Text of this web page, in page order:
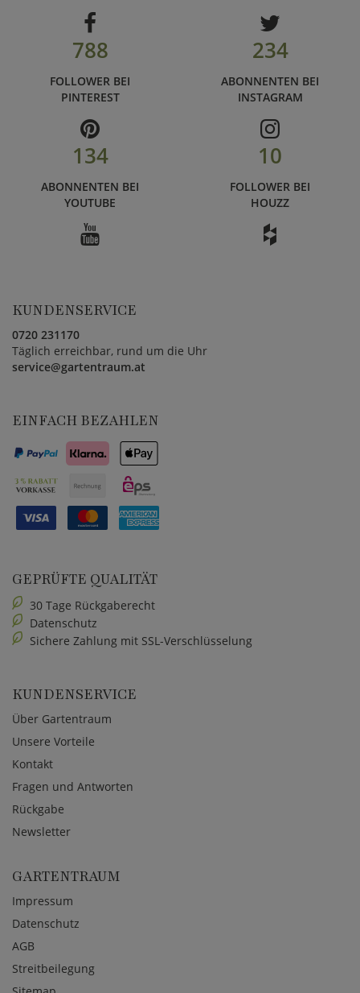
788
FOLLOWER BEI
PINTEREST
234
ABONNENTEN BEI
INSTAGRAM
134
ABONNENTEN BEI
YOUTUBE
10
FOLLOWER BEI
HOUZZ
KUNDENSERVICE
0720 231170
Täglich erreichbar, rund um die Uhr
service@gartentraum.at
EINFACH BEZAHLEN
GEPRÜFTE QUALITÄT
30 Tage Rückgaberecht
Datenschutz
Sichere Zahlung mit SSL-Verschlüsselung
KUNDENSERVICE
Über Gartentraum
Unsere Vorteile
Kontakt
Fragen und Antworten
Rückgabe
Newsletter
GARTENTRAUM
Impressum
Datenschutz
AGB
Streitbeilegung